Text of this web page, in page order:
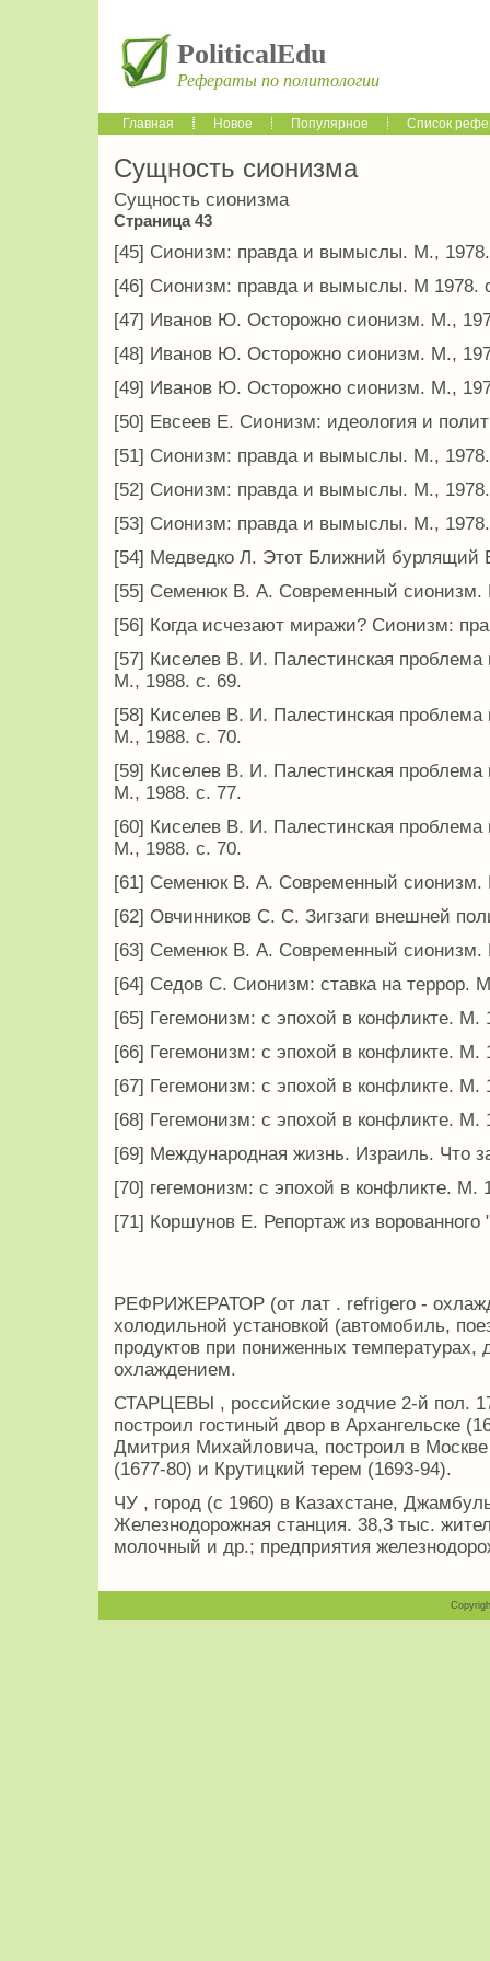
PoliticalEdu
Рефераты по политологии
Главная Новое Популярное Список
Сущность сионизма
Сущность сионизма
Страница 43
[45] Сионизм: правда и вымыслы. М.,
[46] Сионизм: правда и вымыслы. М 1978.
[47] Иванов Ю. Осторожно сионизм. М.,
[48] Иванов Ю. Осторожно сионизм. М.,
[49] Иванов Ю. Осторожно сионизм. М.,
[50] Евсеев Е. Сионизм: идеология и
[51] Сионизм: правда и вымыслы. М.,
[52] Сионизм: правда и вымыслы. М.,
[53] Сионизм: правда и вымыслы. М.,
[54] Медведко Л. Этот Ближний бурлящий
[55] Семенюк В. А. Современный сионизм.
[56] Когда исчезают миражи? Сионизм:
[57] Киселев В. И. Палестинская
М., 1988. с. 69.
[58] Киселев В. И. Палестинская
М., 1988. с. 70.
[59] Киселев В. И. Палестинская
М., 1988. с. 77.
[60] Киселев В. И. Палестинская
М., 1988. с. 70.
[61] Семенюк В. А. Современный сионизм.
[62] Овчинников С. С. Зигзаги внешней
[63] Семенюк В. А. Современный сионизм.
[64] Седов С. Сионизм: ставка на террор.
[65] Гегемонизм: с эпохой в конфликте. М.
[66] Гегемонизм: с эпохой в конфликте. М.
[67] Гегемонизм: с эпохой в конфликте. М.
[68] Гегемонизм: с эпохой в конфликте. М.
[69] Международная жизнь. Израиль. Что
[70] гегемонизм: с эпохой в конфликте. М.
[71] Коршунов Е. Репортаж из
РЕФРИЖЕРАТОР (от лат . refrigero -
холодильной установкой (автомобиль,
продуктов при пониженных температурах,
охлаждением.
СТАРЦЕВЫ , российские зодчие 2-й пол.
построил гостиный двор в Архангельске
Дмитрия Михайловича, построил в
(1677-80) и Крутицкий терем (1693-94).
ЧУ , город (с 1960) в Казахстане,
Железнодорожная станция. 38,3 тыс.
молочный и др.; предприятия